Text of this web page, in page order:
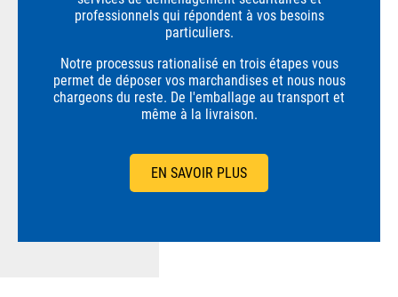
professionnels qui répondent à vos besoins
particuliers.
Notre processus rationalisé en trois étapes vous
permet de déposer vos marchandises et nous nous
chargeons du reste. De l'emballage au transport et
même à la livraison.
EN SAVOIR PLUS